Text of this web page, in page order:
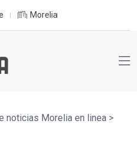
Morelia
noticias Morelia en linea >